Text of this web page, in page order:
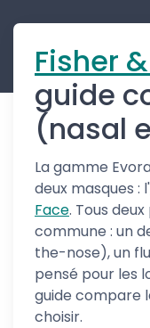
Fisher
guide
(nasal
La gamme
deux masques : l'
Face. Tous
commune : un
the-nose), un
pensé pour les
guide compare
choisir.